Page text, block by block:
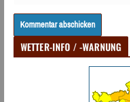
WETTER-INFO / -WARNUNG